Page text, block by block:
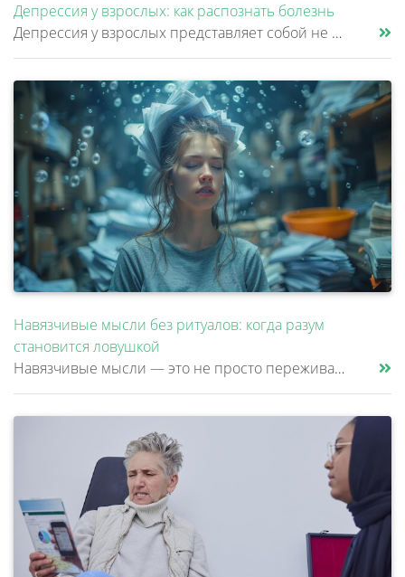
Депрессия у взрослых: как распознать болезнь
Депрессия у взрослых представляет собой не просто временное ухудшение настроения, а клиническое расстройство, затрагиваю......
Навязчивые мысли без ритуалов: когда разум
становится ловушкой
Навязчивые мысли — это не просто переживания или тревоги, которые можно «отогнать» от себя. Эти мысли возникают против ж......